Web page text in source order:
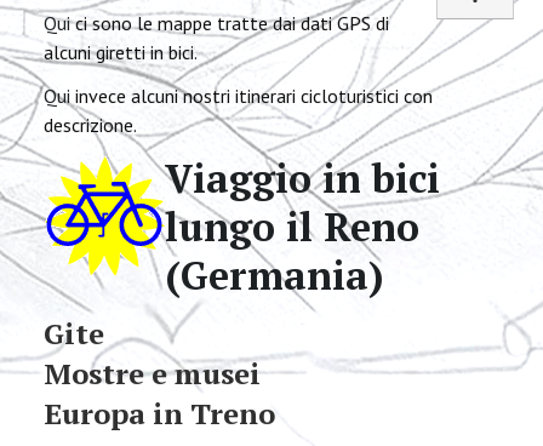
Quici sono le mappe tratte dai dati GPS di
alcuni giretti in bici.
Qui invece alcuni nostri itinerari cicloturistici con
descrizione.
Viaggio in bici
lungo il Reno
(Germania)
Gite
Mostre e musei
Europa in Treno